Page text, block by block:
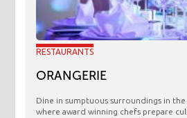
RESTAURANTS
ORANGERIE
​Dine in sumptuous surroundings in the
where award winning chefs prepare